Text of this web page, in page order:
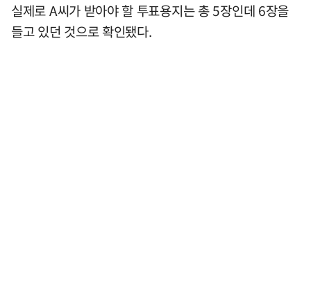
실제로 A씨가 받아야 할 투표용지는 총 5장인데 6장을
들고 있던 것으로 확인됐다.